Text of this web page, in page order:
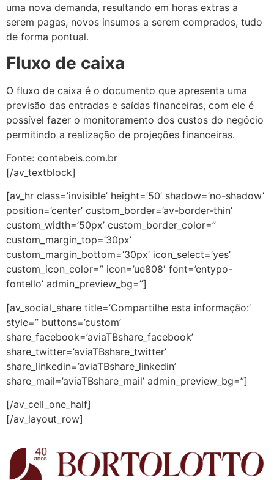
uma nova demanda, resultando em horas extras a
serem pagas, novos insumos a serem comprados, tudo
de forma pontual.
Fluxo de caixa
O fluxo de caixa é o documento que apresenta uma
previsão das entradas e saídas financeiras, com ele é
possível fazer o monitoramento dos custos do negócio
permitindo a realização de projeções financeiras.
Fonte: contabeis.com.br
[/av_textblock]
[av_hr class=’invisible’ height=’50’ shadow=’no-shadow’
position=’center’ custom_border=’av-border-thin’
custom_width=’50px’ custom_border_color=”
custom_margin_top=’30px’
custom_margin_bottom=’30px’ icon_select=’yes’
custom_icon_color=” icon=’ue808′ font=’entypo-
fontello’ admin_preview_bg=”]
[av_social_share title=’Compartilhe esta informação:’
style=” buttons=’custom’
share_facebook=’aviaTBshare_facebook’
share_twitter=’aviaTBshare_twitter’
share_linkedin=’aviaTBshare_linkedin’
share_mail=’aviaTBshare_mail’ admin_preview_bg=”]
[/av_cell_one_half]
[/av_layout_row]